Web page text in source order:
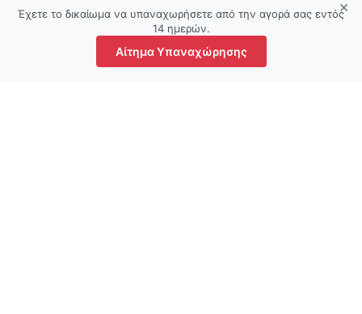
Ο λογαριασμός μου
Έχετε το δικαίωμα να υπαναχωρήσετε από την αγορά σας εντός
14 ημερών.
Αίτημα Υπαναχώρησης
×